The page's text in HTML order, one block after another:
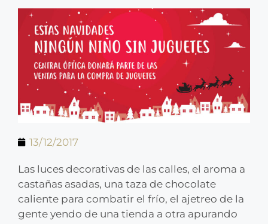
13/12/2017
Las luces decorativas de las calles, el aroma a
castañas asadas, una taza de chocolate
caliente para combatir el frío, el ajetreo de la
gente yendo de una tienda a otra apurando